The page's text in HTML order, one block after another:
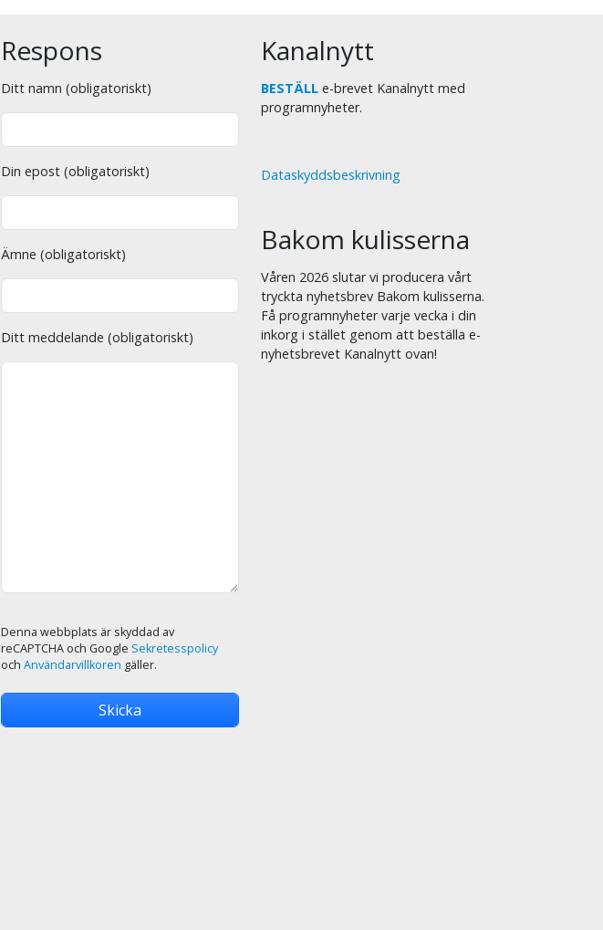
Respons
Ditt namn (obligatoriskt)
Din epost (obligatoriskt)
Ämne (obligatoriskt)
Ditt meddelande (obligatoriskt)
Denna webbplats är skyddad av
reCAPTCHA och Google Sekretesspolicy
och Användarvillkoren gäller.
Kanalnytt
BESTÄLL e-brevet Kanalnytt med
programnyheter.
Dataskyddsbeskrivning
Bakom kulisserna
Våren 2026 slutar vi producera vårt
tryckta nyhetsbrev Bakom kulisserna.
Få programnyheter varje vecka i din
inkorg i stället genom att beställa e-
nyhetsbrevet Kanalnytt ovan!